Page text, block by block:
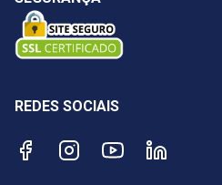
REDES SOCIAIS